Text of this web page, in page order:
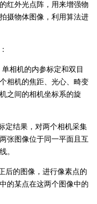
红外光点阵，用来增强物
摄物体图像，利用算法进
相机的内参标定和双目
相机的焦距、光心、畸变
之间的相机坐标系的旋
定结果，对两个相机采集
张图像位于同一平面且互
。
后的图像，进行像素点的
的某点在这两个图像中的